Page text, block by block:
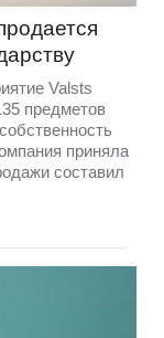
Valsts
предметов
приняла
составил